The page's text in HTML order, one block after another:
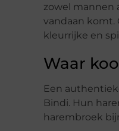
zowel mannen
vandaan komt.
kleurrijke en
Waar
Een
Bindi. Hun
harembroek